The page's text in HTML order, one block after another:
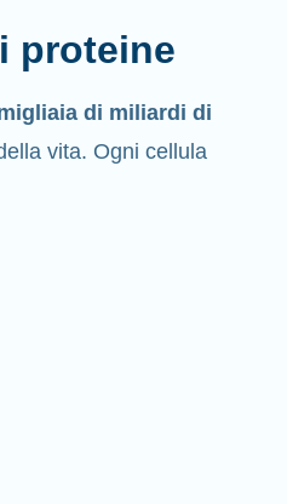
proteine
di miliardi di
vita. Ogni cellula